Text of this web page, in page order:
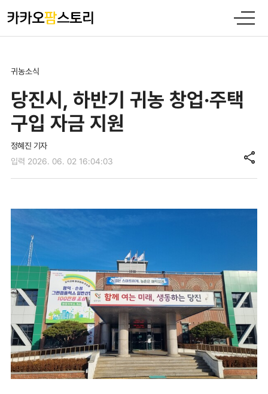
귀농소식
당진시, 하반기 귀농 창업·주택
구입 자금 지원
정혜진 기자
입력 2026. 06. 02 16:04:03
share